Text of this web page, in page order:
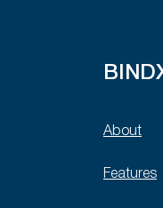
About
Features